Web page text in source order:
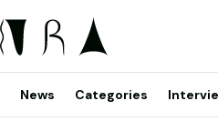
News Categories